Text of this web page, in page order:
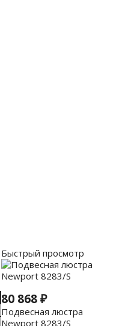
Быстрый просмотр
80 868₽
Подвесная люстра
Newport 8283/S